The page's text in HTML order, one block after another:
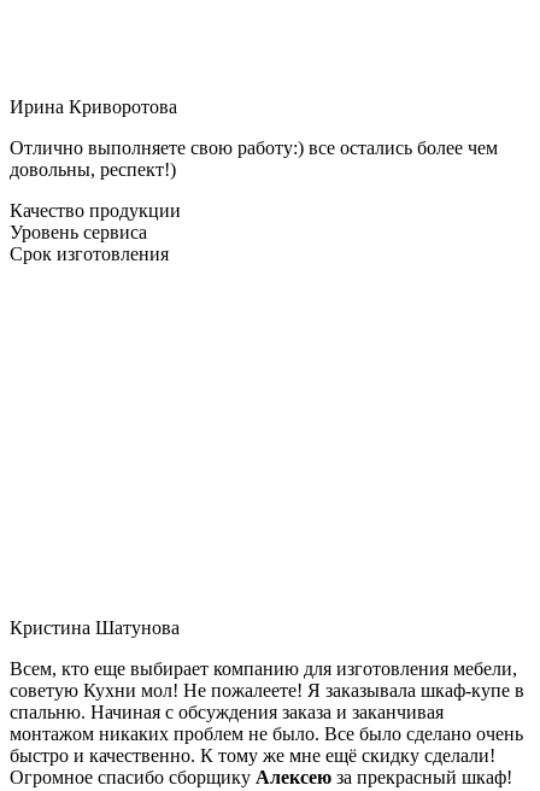
Ирина Криворотова
Отлично выполняете свою работу:) все остались более чем
довольны, респект!)
Качество продукции
Уровень сервиса
Срок изготовления
Кристина Шатунова
Всем, кто еще выбирает компанию для изготовления мебели,
советую Кухни мол! Не пожалеете! Я заказывала шкаф-купе в
спальню. Начиная с обсуждения заказа и заканчивая
монтажом никаких проблем не было. Все было сделано очень
быстро и качественно. К тому же мне ещё скидку сделали!
Огромное спасибо сборщику Алексею за прекрасный шкаф!